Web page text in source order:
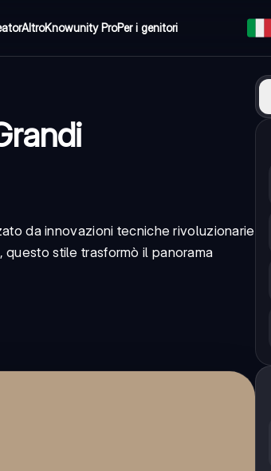
AltroKnowunity ProPer i genitori
da innovazioni tecniche rivoluzionarie
stile trasformò il panorama